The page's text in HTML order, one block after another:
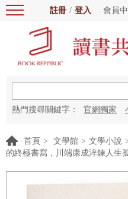
註冊 / 登入 會員
熱門搜尋關鍵字： 官網獨家
首頁 > 文學館 > 文學小說
的終極書寫，川端康成淬鍊人生